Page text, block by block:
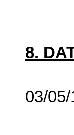
8.
03/